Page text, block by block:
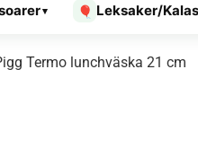
▾ 🎈 Leksaker/
Termo lunchväska 21 cm